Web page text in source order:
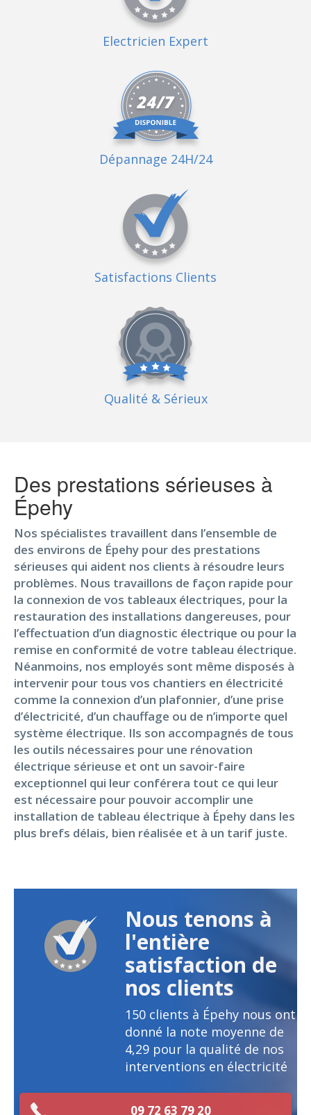
Electricien Expert
Dépannage 24H/24
Satisfactions Clients
Qualité & Sérieux
Des prestations sérieuses à
Épehy
Nos spécialistes travaillent dans l’ensemble de
des environs de Épehy pour des prestations
sérieuses qui aident nos clients à résoudre leurs
problèmes. Nous travaillons de façon rapide pour
la connexion de vos tableaux électriques, pour la
restauration des installations dangereuses, pour
l’effectuation d’un diagnostic électrique ou pour la
remise en conformité de votre tableau électrique.
Néanmoins, nos employés sont même disposés à
intervenir pour tous vos chantiers en électricité
comme la connexion d’un plafonnier, d’une prise
d’électricité, d’un chauffage ou de n’importe quel
système électrique. Ils son accompagnés de tous
les outils nécessaires pour une rénovation
électrique sérieuse et ont un savoir-faire
exceptionnel qui leur conférera tout ce qui leur
est nécessaire pour pouvoir accomplir une
installation de tableau électrique à Épehy dans les
plus brefs délais, bien réalisée et à un tarif juste.
Nous tenons à
l'entière
satisfaction de
nos clients
150 clients à Épehy nous ont
donné la note moyenne de
4,29 pour la qualité de nos
interventions en électricité
09 72 63 79 20